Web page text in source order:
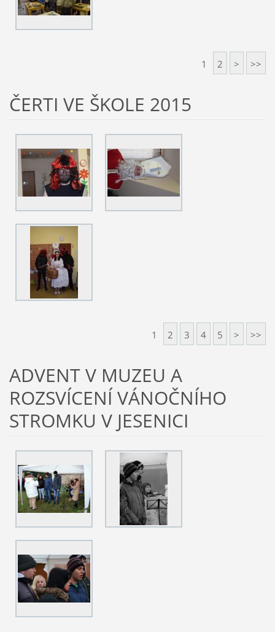
1 2 > >>
ČERTI VE ŠKOLE 2015
1 2 3 4 5 > >>
ADVENT V MUZEU A
ROZSVÍCENÍ VÁNOČNÍHO
STROMKU V JESENICI